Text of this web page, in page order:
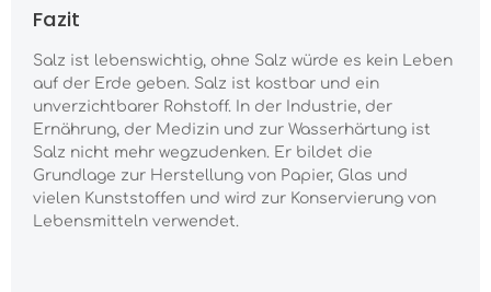
Fazit
Salz ist lebenswichtig, ohne Salz würde es kein Leben
auf der Erde geben. Salz ist kostbar und ein
unverzichtbarer Rohstoff. In der Industrie, der
Ernährung, der Medizin und zur Wasserhärtung ist
Salz nicht mehr wegzudenken. Er bildet die
Grundlage zur Herstellung von Papier, Glas und
vielen Kunststoffen und wird zur Konservierung von
Lebensmitteln verwendet.